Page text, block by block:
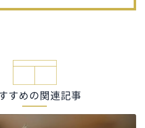
すめの関連記事